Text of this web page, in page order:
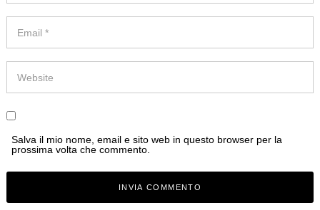
Salva il mio nome, email e sito web in questo browser per la
prossima volta che commento.